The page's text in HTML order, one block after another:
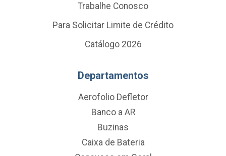
Trabalhe Conosco
Para Solicitar Limite de Crédito
Catálogo 2026
Departamentos
Aerofolio Defletor
Banco a AR
Buzinas
Caixa de Bateria